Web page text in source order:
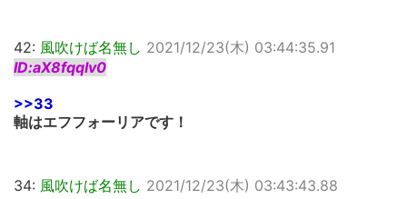
42: 風吹けば名無し 2021/12/23(木) 03:44:35.91
ID:aX8fqqIv0
>>33
軸はエフフォーリアです！
34: 風吹けば名無し 2021/12/23(木) 03:43:43.88